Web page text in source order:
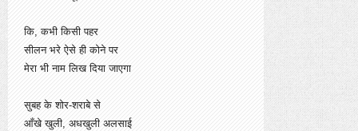
कि, कभी किसी पहर
सीलन भरे ऐसे ही कोने पर
मेरा भी नाम लिख दिया जाएगा
सुबह के शोर-शराबे से
आँखे खुली, अधखुली अलसाई